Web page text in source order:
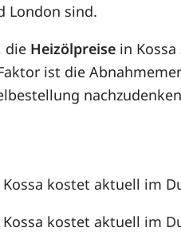
London sind.
die Heizölpreise in
ist die
kostet aktuell im
kostet aktuell im